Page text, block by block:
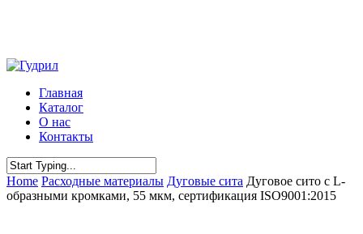
content
Menu
Главная
Каталог
О нас
Контакты
Close
Search
Home Расходные материалы Дуговые сита Дуговое сито с L-
образными кромками, 55 мкм, сертификация ISO9001:2015